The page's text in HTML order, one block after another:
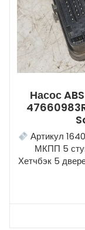
Насос
Артикул
МКПП 5
Хетчбэк 5